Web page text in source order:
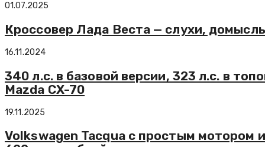
01.07.2025
Кроссовер Лада Веста — слухи,
16.11.2024
340 л.с. в базовой версии, 323 л.с. в
Mazda CX-70
19.11.2025
Volkswagen Tacqua с простым мотором